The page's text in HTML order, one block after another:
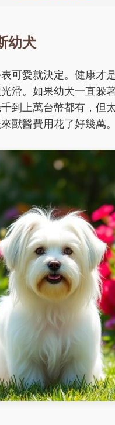
幼犬
可愛就決定。健康才
滑。如果幼犬一直躲
到上萬台幣都有，但
獸醫費用花了好幾萬。